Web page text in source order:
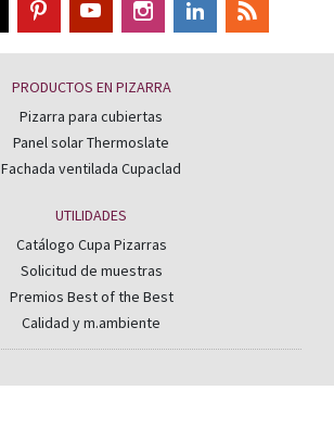
PRODUCTOS EN PIZARRA
Pizarra para cubiertas
Panel solar Thermoslate
Fachada ventilada Cupaclad
UTILIDADES
Catálogo Cupa Pizarras
Solicitud de muestras
Premios Best of the Best
Calidad y m.ambiente